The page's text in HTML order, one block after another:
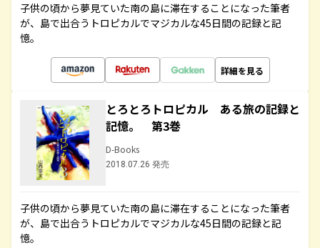
子供の頃から夢見ていた南の島に滞在することになった筆者
が、島で出合うトロピカルでマジカルな45日間の記録と記
憶。
詳細を見る
とろとろトロピカル ある旅の記録と
記憶。 第3巻
D-Books
2018.07.26 発売
子供の頃から夢見ていた南の島に滞在することになった筆者
が、島で出合うトロピカルでマジカルな45日間の記録と記
憶。